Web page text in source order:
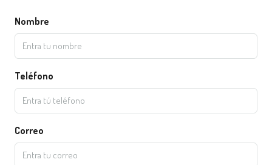
Nombre
Teléfono
Correo